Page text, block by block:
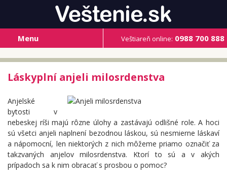
Veštiareň online: 0988 700 888
Menu
Láskyplní anjeli milosrdenstva
Anjelské
bytosti v
nebeskej ríši majú rôzne úlohy a zastávajú odlišné role. A hoci
sú všetci anjeli naplnení bezodnou láskou, sú nesmierne láskaví
a nápomocní, len niektorých z nich môžeme priamo označiť za
takzvaných anjelov milosrdenstva. Ktorí to sú a v akých
prípadoch sa k nim obracať s prosbou o pomoc?